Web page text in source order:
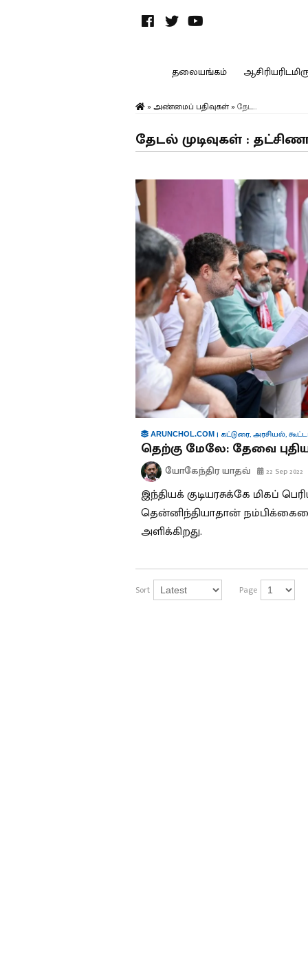
தலையங்கம்
» அண்மைப் பதிவுகள்» தேட...
தேடல் முடிவுகள் :
ARUNCHOL.COM | கட்டுரை,அரசியல்,
தெற்கு மேலே: தேவை
யோகேந்திர யாதவ் 22 Sep 2022
இந்தியக் குடியரசுக்கே மிகப்
தென்னிந்தியாதான்
அளிக்கிறது.
Sort Page